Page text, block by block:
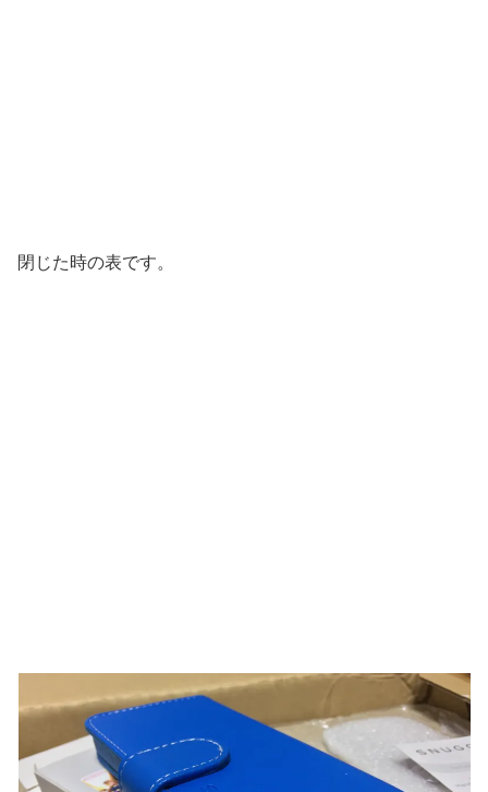
閉じた時の表です。